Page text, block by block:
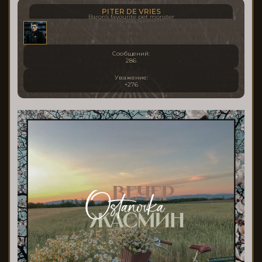
PITER DE VRIES
Baron's favourite pet monster
Сообщений:
286
Уважение:
+276